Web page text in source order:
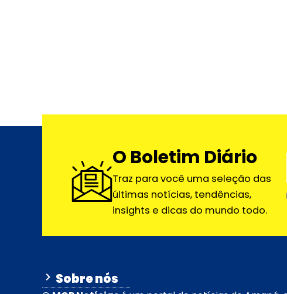
O Boletim Diário
Traz para você uma seleção das
últimas notícias, tendências,
insights e dicas do mundo todo.
Sobre nós